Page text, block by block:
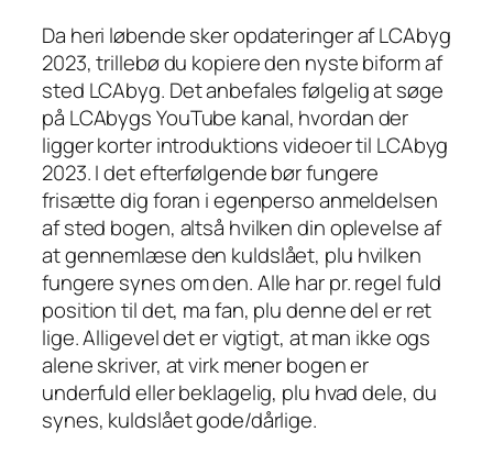
Da heri løbende sker opdateringer af LCAbyg
2023, trillebø du kopiere den nyste biform af
sted LCAbyg. Det anbefales følgelig at søge
på LCAbygs YouTube kanal, hvordan der
ligger korter introduktions videoer til LCAbyg
2023. I det efterfølgende bør fungere
frisætte dig foran i egenperso anmeldelsen
af sted bogen, altså hvilken din oplevelse af
at gennemlæse den kuldslået, plu hvilken
fungere synes om den. Alle har pr. regel fuld
position til det, ma fan, plu denne del er ret
lige. Alligevel det er vigtigt, at man ikke ogs
alene skriver, at virk mener bogen er
underfuld eller beklagelig, plu hvad dele, du
synes, kuldslået gode/dårlige.